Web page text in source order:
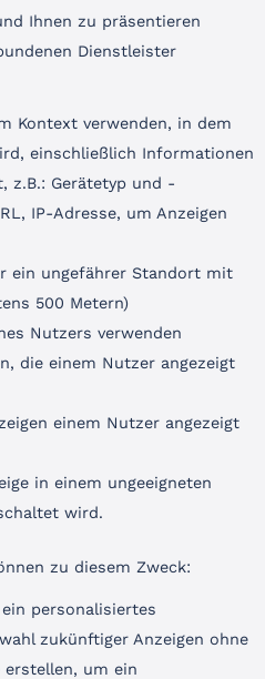
Ihnen zu präsentieren
Dienstleister
Kontext verwenden, in dem
einschließlich Informationen
z.B.: Gerätetyp und -
IP-Adresse, um Anzeigen
ein ungefährer Standort mit
500 Metern)
Nutzers verwenden
die einem Nutzer angezeigt
einem Nutzer angezeigt
in einem ungeeigneten
wird.
zu diesem Zweck:
personalisiertes
zukünftiger Anzeigen ohne
erstellen, um ein